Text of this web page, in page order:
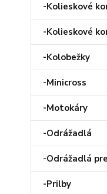
-Kolieskové
-Kolieskové
-Kolobežky
-Minicross
-Motokáry
-Odrážadlá
-Odrážadlá
-Prilby